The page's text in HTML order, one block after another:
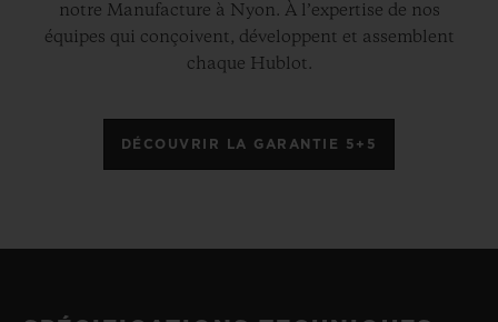
notre Manufacture à Nyon. À l’expertise de nos
équipes qui conçoivent, développent et assemblent
chaque Hublot.
DÉCOUVRIR LA GARANTIE 5+5